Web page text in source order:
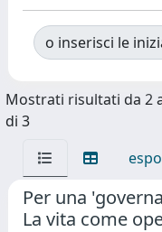
o inserisci le
Mostrati risultati da 2
di 3
Per una
La vita come